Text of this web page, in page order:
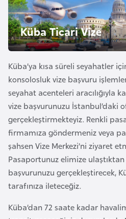
e
İ
ş
l
e
m
l
e
r
i
Küba Ticari Vize
Küba’ya kısa süreli seyahatler
konsolosluk vize başvuru
seyahat acenteleri aracılığıyla
vize başvurunuzu İstanbul’daki
gerçekleştirmekteyiz. Renkli
firmamıza göndermeniz veya
şahsen Vize Merkezi’ni ziyaret
Pasaportunuz elimize
başvurunuzu gerçekleştirecek,
tarafınıza ileteceğiz.
Küba’dan 72 saate kadar
A
v
u
s
r
A
z
e
b